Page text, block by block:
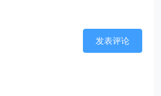
发表评论